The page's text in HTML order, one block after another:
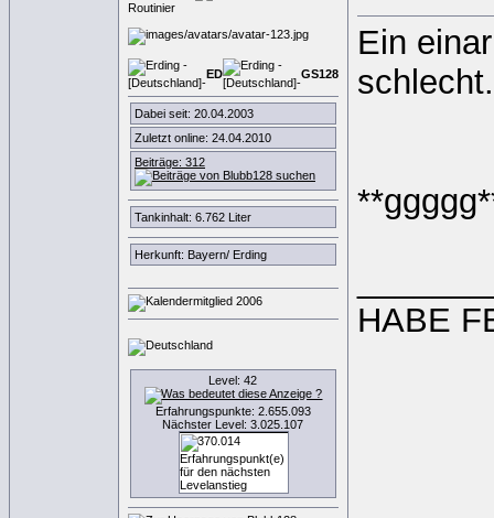
Routinier
ED GS128
Dabei seit: 20.04.2003
Zuletzt online: 24.04.2010
Beiträge: 312
Tankinhalt: 6.762 Liter
Herkunft: Bayern/ Erding
Level: 42
Erfahrungspunkte: 2.655.093
Nächster Level: 3.025.107
Ein
HABE